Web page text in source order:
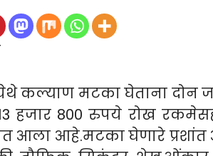
कल्याण मटका घेताना दोन
हजार 800 रुपये रोख
आला आहे.मटका घेणारे